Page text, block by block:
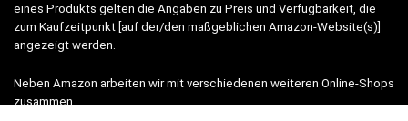
eines Produkts gelten die Angaben zu Preis und Verfügbarkeit, die
zum Kaufzeitpunkt [auf der/den maßgeblichen Amazon-Website(s)]
angezeigt werden.
Neben Amazon arbeiten wir mit verschiedenen weiteren Online-Shops
zusammen.